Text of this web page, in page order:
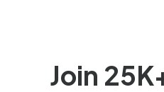
Join